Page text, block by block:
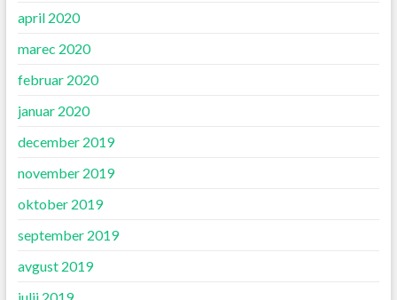
april 2020
marec 2020
februar 2020
januar 2020
december 2019
november 2019
oktober 2019
september 2019
avgust 2019